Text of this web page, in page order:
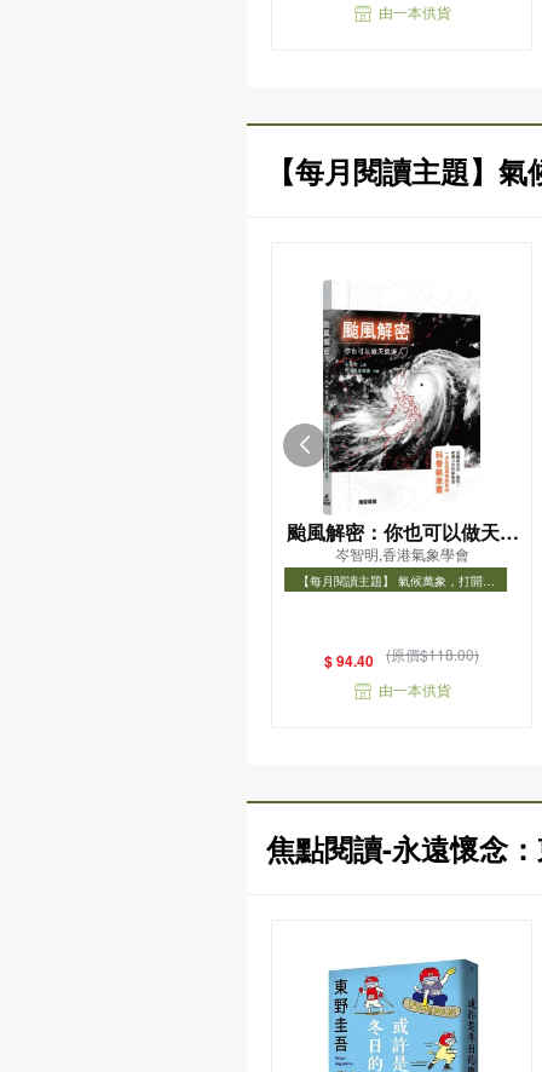
由一本供貨
【每月閱讀主題】
颱風解密：你也可以做天氣
達人！
岑智明,香港氣象學會
【每月閱讀主題】 氣候萬象，打開氣
$ 94.40 (原價$118.00)
由一本供貨
焦點閱讀-永遠懷念